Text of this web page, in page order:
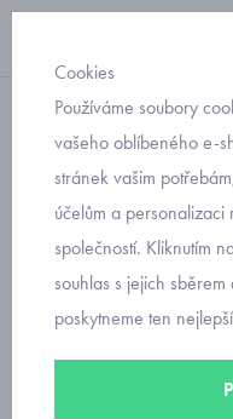
zavazovací
kojenecká
RDX bílá
Cookies
Používáme soubory
vašeho oblíbeného e-
stránek vašim
účelům a personalizaci
společností. Kliknutím
souhlas s jejich
poskytneme ten